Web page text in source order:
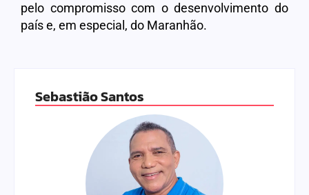
pelo compromisso com o desenvolvimento do
país e, em especial, do Maranhão.
Sebastião Santos